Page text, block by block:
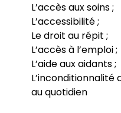
L’accès aux soins ;
L’accessibilité ;
Le droit au répit ;
L’accès à l’emploi ;
L’aide aux aidants ;
au quotidien